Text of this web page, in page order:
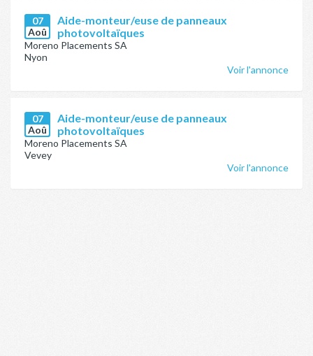
07
Aoû
Aide-monteur/euse de panneaux
photovoltaïques
Moreno Placements SA
Nyon
Voir l'annonce
07
Aoû
Aide-monteur/euse de panneaux
photovoltaïques
Moreno Placements SA
Vevey
Voir l'annonce